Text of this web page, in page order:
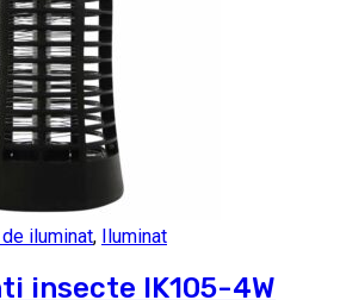
iluminat, Iluminat
insecte IK105-4W